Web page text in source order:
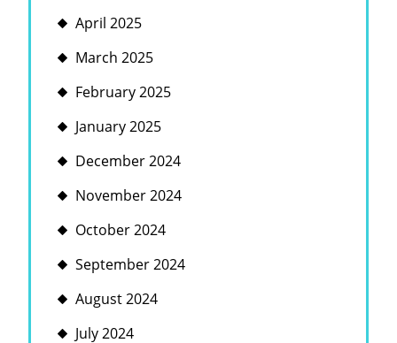
April 2025
March 2025
February 2025
January 2025
December 2024
November 2024
October 2024
September 2024
August 2024
July 2024